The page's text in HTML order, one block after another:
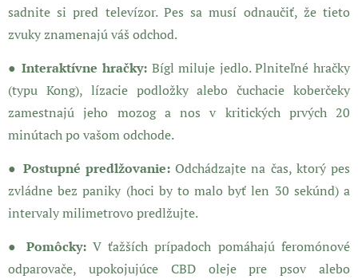
sadnite si pred televízor. Pes sa musí odnaučiť, že tieto
zvuky znamenajú váš odchod.
● Interaktívne hračky: Bígl miluje jedlo. Plniteľné hračky
(typu Kong), lízacie podložky alebo čuchacie koberčeky
zamestnajú jeho mozog a nos v kritických prvých 20
minútach po vašom odchode.
● Postupné predlžovanie:Odchádzajte na čas, ktorý pes
zvládne bez paniky (hoci by to malo byť len 30 sekúnd) a
intervaly milimetrovo predlžujte.
● Pomôcky:V ťažších prípadoch pomáhajú feromónové
odparovače, upokojujúce CBD oleje pre psov alebo